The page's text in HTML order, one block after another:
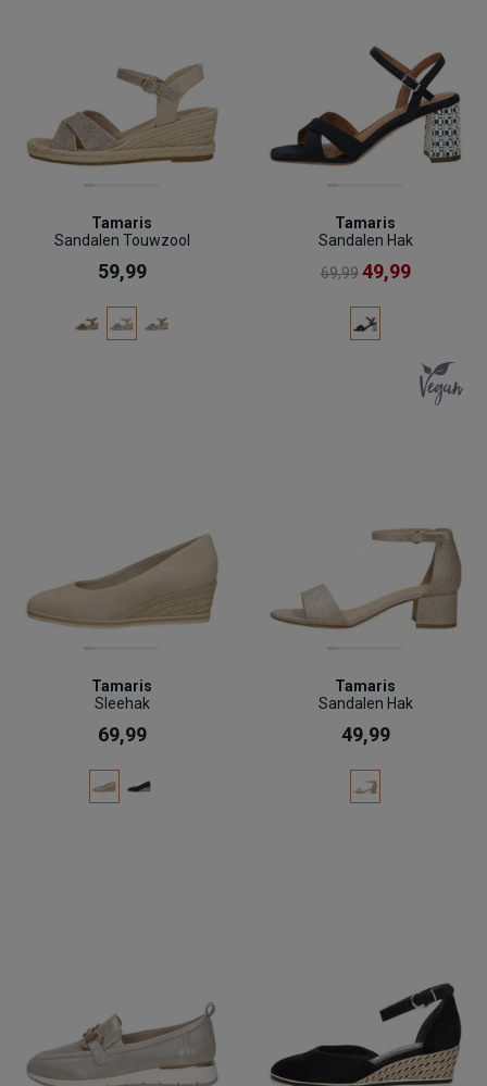
Tamaris
Sandalen Touwzool
59,99
Tamaris
Sandalen Hak
69,99 49,99
Tamaris
Sleehak
69,99
Tamaris
Sandalen Hak
49,99